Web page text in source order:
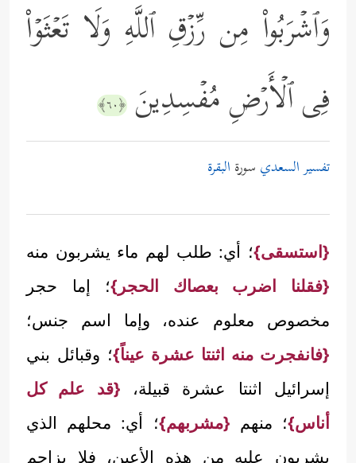
وَٱشۡرَبُواْ مِن رِّزۡقِ ٱللَّهِ وَلَا تَعۡثَوۡاْ
فِی ٱلۡأَرۡضِ مُفۡسِدِینَ ﴿٦٠﴾
تفسير السعدي سورة البقرة
{استسقى}؛ أي: طلب لهم ماء يشربون منه
{فقلنا اضرب بعصاك الحجر}؛ إما حجر
مخصوص معلوم عنده، وإما اسم جنس؛
{فانفجرت منه اثنتا عشرة عيناً}؛ وقبائل بني
إسرائيل اثنتا عشرة قبيلة، {قد علم كل
أناس}؛ منهم {مشربهم}؛ أي: محلهم الذي
يشربون عليه من هذه الأعين، فلا يزاحم